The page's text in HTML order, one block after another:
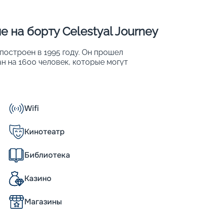
на борту Celestyal Journey
в 1995 году. Он прошел
на 1600 человек, которые могут
из его главных преимуществ является
пользования. После
и безопасные условия для
и курсирует в Греции и Восточном
году, а в 2023-м он прошел полную
корабль вместимостью 1260
отдыхе будут 558 человек
фен, сейф и телевизор. При
со схемой палуб.
Wifi
Кинотеатр
Библиотека
Казино
Магазины